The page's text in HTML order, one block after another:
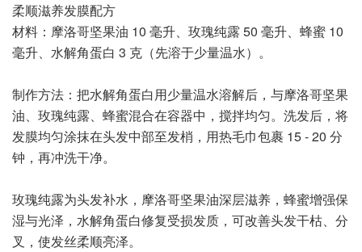
柔顺滋养发膜配方
材料：摩洛哥坚果油 10 毫升、玫瑰纯露 50 毫升、蜂蜜 10
毫升、水解角蛋白 3 克（先溶于少量温水）。
制作方法：把水解角蛋白用少量温水溶解后，与摩洛哥坚果
油、玫瑰纯露、蜂蜜混合在容器中，搅拌均匀。洗发后，将
发膜均匀涂抹在头发中部至发梢，用热毛巾包裹 15 - 20 分
钟，再冲洗干净。
玫瑰纯露为头发补水，摩洛哥坚果油深层滋养，蜂蜜增强保
湿与光泽，水解角蛋白修复受损发质，可改善头发干枯、分
叉，使发丝柔顺亮泽。